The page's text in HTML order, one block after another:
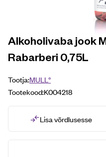
Alkoholivaba jook
Rabarberi 0,75L
Tootja:MULL°
Tootekood:K004218
Lisa võrdlusesse